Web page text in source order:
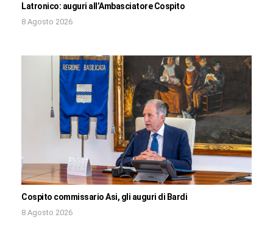
Latronico: auguri all’Ambasciatore Cospito
8 Agosto 2026
Cospito commissario Asi, gli auguri di Bardi
8 Agosto 2026